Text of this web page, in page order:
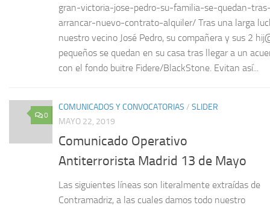
gran-victoria-jose-pedro-su-familia-se-quedan-
arrancar-nuevo-contrato-alquiler/ Tras una larga
nuestro vecino José Pedro, su compañera y sus 2
pequeños se quedan en su casa tras llegar a un
con el fondo buitre Fidere/BlackStone. Evitan así...
0
COMUNICADOS Y CONVOCATORIAS / SLIDER
MAYO 22, 2019
Comunicado Operativo
Antiterrorista Madrid 13 de Mayo
Las siguientes líneas son literalmente extraídas de
Contramadriz, a las cuales damos todo nuestro